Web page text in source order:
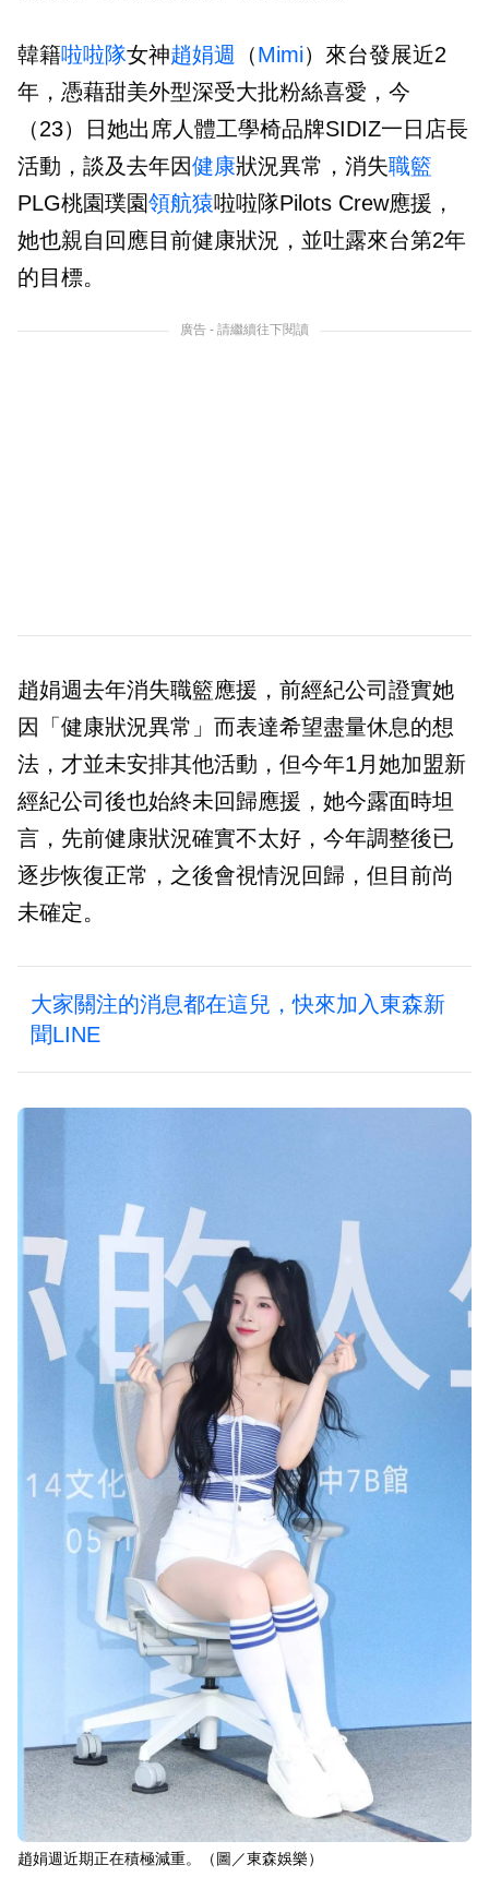
韓籍啦啦隊女神趙娟週 （Mimi）來台發展近2
年，憑藉甜美外型深受大批粉絲喜愛，今
（23）日她出席人體工學椅品牌SIDIZ一日店長
活動，談及去年因健康狀況異常，消失職籃
PLG桃園璞園領航猿啦啦隊Pilots Crew應援，
她也親自回應目前健康狀況，並吐露來台第2年
的目標。
廣告 - 請繼續往下閱讀
趙娟週去年消失職籃應援，前經紀公司證實她
因「健康狀況異常」而表達希望盡量休息的想
法，才並未安排其他活動，但今年1月她加盟新
經紀公司後也始終未回歸應援，她今露面時坦
言，先前健康狀況確實不太好，今年調整後已
逐步恢復正常，之後會視情況回歸，但目前尚
未確定。
大家關注的消息都在這兒，快來加入東森新
聞LINE
趙娟週近期正在積極減重。（圖／東森娛樂）